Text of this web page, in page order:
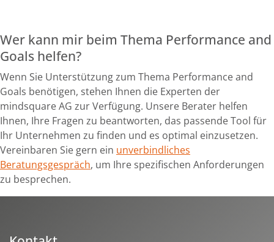
Wer kann mir beim Thema Performance and
Goals helfen?
Wenn Sie Unterstützung zum Thema Performance and
Goals benötigen, stehen Ihnen die Experten der
mindsquare AG zur Verfügung. Unsere Berater helfen
Ihnen, Ihre Fragen zu beantworten, das passende Tool für
Ihr Unternehmen zu finden und es optimal einzusetzen.
Vereinbaren Sie gern ein unverbindliches
Beratungsgespräch, um Ihre spezifischen Anforderungen
zu besprechen.